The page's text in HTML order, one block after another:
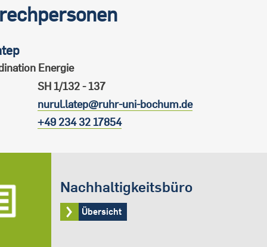
Energie
SH 1/132 - 137
nurul.latep@ruhr-uni-bochum.de
+49 234 32 17854
Nachhaltigkeitsbüro
Übersicht